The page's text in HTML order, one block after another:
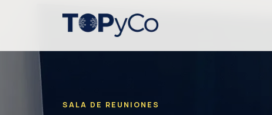
SALA DE REUNIONES